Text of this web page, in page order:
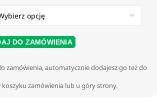
DO ZAMÓWIENIA
zamówienia, automatycznie dodajesz go też do
koszyku zamówienia lub u góry strony.